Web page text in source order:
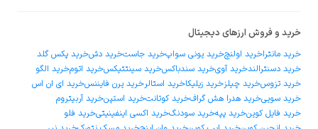
خرید و فروش ارزهای دیجیتال
خرید مانتراخرید اولنچخرید یونی سواپخرید جاستخرید دشخرید پکس گلد
خرید دسنترالندخرید آویخرید سندباکسخرید سینتتیکسخرید اتومخرید الگو
خرید تزوسخرید چیلزخرید زیلیکاخرید استالرخرید یرن فایننسخرید ای ان اس
خرید سوییخرید هدرا هش گرافخرید کوتانتخرید استپنخرید آربیتروم
خرید فایل کوینخرید پپهخرید سودنگخرید اکسی اینفینیتیخرید فلو